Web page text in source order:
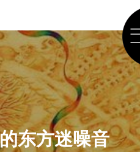
东方迷噪音